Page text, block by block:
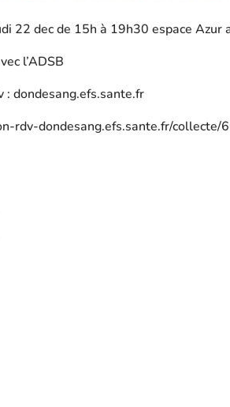
22 dec de 15h à 19h30 espace Azur
l’ADSB
: dondesang.efs.sante.fr
rdv-dondesang.efs.sante.fr/